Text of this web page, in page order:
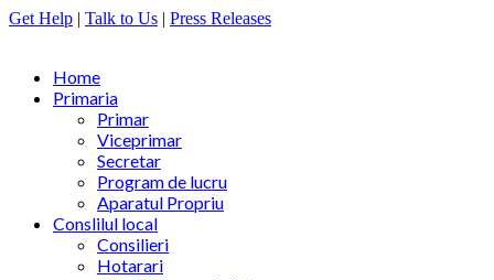
Get Help | Talk to Us | Press Releases
Home
Primaria
Primar
Viceprimar
Secretar
Program de lucru
Aparatul Propriu
Conslilul local
Consilieri
Hotarari